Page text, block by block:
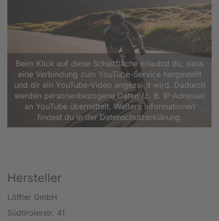
Beim Klick auf diese Schaltfläche erlaubst du, dass
eine Verbindung zum YouTube-Service hergestellt
und dir ein YouTube-Video angezeigt wird. Dadurch
werden personenbezogene Daten (z. B. IP-Adresse)
an YouTube übermittelt. Weitere Informationen
findest du in der Datenschutzerklärung.
Hersteller
Löffler GmbH
Südtirolerstr. 41